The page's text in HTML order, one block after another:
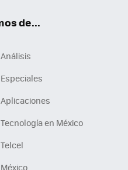
de...
Análisis
Especiales
Aplicaciones
Tecnología en México
Telcel
México